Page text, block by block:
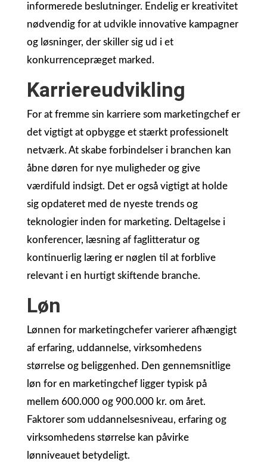
informerede beslutninger. Endelig er kreativitet
nødvendig for at udvikle innovative kampagner
og løsninger, der skiller sig ud i et
konkurrencepræget marked.
Karriereudvikling
For at fremme sin karriere som marketingchef er
det vigtigt at opbygge et stærkt professionelt
netværk. At skabe forbindelser i branchen kan
åbne døren for nye muligheder og give
værdifuld indsigt. Det er også vigtigt at holde
sig opdateret med de nyeste trends og
teknologier inden for marketing. Deltagelse i
konferencer, læsning af faglitteratur og
kontinuerlig læring er nøglen til at forblive
relevant i en hurtigt skiftende branche.
Løn
Lønnen for marketingchefer varierer afhængigt
af erfaring, uddannelse, virksomhedens
størrelse og beliggenhed. Den gennemsnitlige
løn for en marketingchef ligger typisk på
mellem 600.000 og 900.000 kr. om året.
Faktorer som uddannelsesniveau, erfaring og
virksomhedens størrelse kan påvirke
lønniveauet betydeligt.